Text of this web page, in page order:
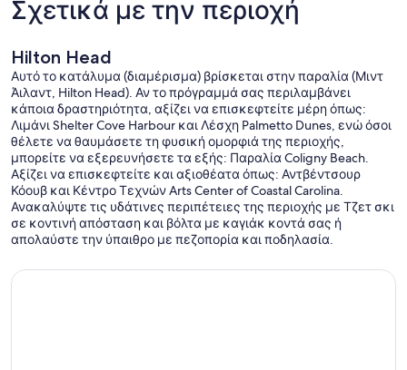
Σχετικά με την περιοχή
Hilton Head
Αυτό το κατάλυμα (διαμέρισμα) βρίσκεται στην παραλία (Μιντ
Άιλαντ, Hilton Head). Αν το πρόγραμμά σας περιλαμβάνει
κάποια δραστηριότητα, αξίζει να επισκεφτείτε μέρη όπως:
Λιμάνι Shelter Cove Harbour και Λέσχη Palmetto Dunes, ενώ όσοι
θέλετε να θαυμάσετε τη φυσική ομορφιά της περιοχής,
μπορείτε να εξερευνήσετε τα εξής: Παραλία Coligny Beach.
Αξίζει να επισκεφτείτε και αξιοθέατα όπως: Αντβέντσουρ
Κόουβ και Κέντρο Τεχνών Arts Center of Coastal Carolina.
Ανακαλύψτε τις υδάτινες περιπέτειες της περιοχής με Τζετ σκι
σε κοντινή απόσταση και βόλτα με καγιάκ κοντά σας ή
απολαύστε την ύπαιθρο με πεζοπορία και ποδηλασία.